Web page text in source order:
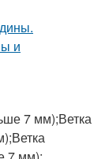
7 мм);Ветка